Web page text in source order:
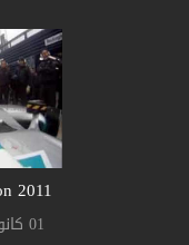
2011 Mercedes GP F1 in action
01 كانون الثاني 2013, 12:00 ص